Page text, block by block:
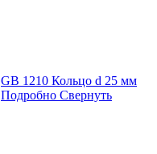
GB 1210 Кольцо d 25 мм
Подробно Свернуть